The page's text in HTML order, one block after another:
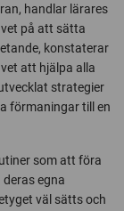
handlar lärares
på att sätta
konstaterar
att hjälpa alla
strategier
förmaningar till en
som att föra
egna
väl sätts och